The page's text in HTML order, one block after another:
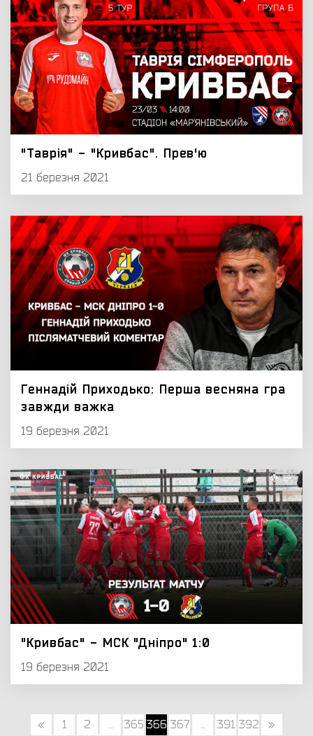
"Таврія" - "Кривбас". Прев'ю
21 березня 2021
Геннадій Приходько: Перша весняна гра
завжди важка
19 березня 2021
"Кривбас" - МСК "Дніпро" 1:0
19 березня 2021
« 1 2 ... 365 366 367 ... 391 392 »